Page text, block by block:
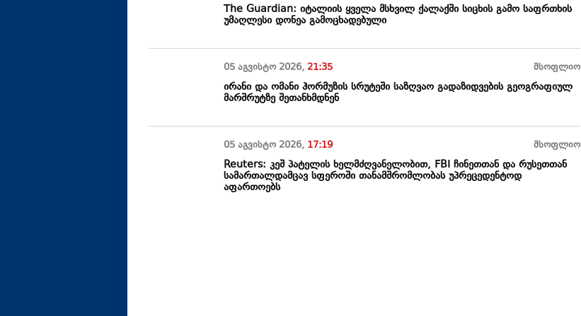
The Guardian: იტალიის ყველა მსხვილ ქალაქში სიცხის გამო საფრთხის
უმაღლესი დონეა გამოცხადებული
05 აგვისტო 2026, 21:35 მსოფლიო
ირანი და ომანი ჰორმუზის სრუტეში საზღვაო გადაზიდვების გეოგრაფიულ
მარშრუტზე შეთანხმდნენ
05 აგვისტო 2026, 17:19 მსოფლიო
Reuters: კეშ პატელის ხელმძღვანელობით, FBI ჩინეთთან და რუსეთთან
სამართალდამცავ სფეროში თანამშრომლობას უპრეცედენტოდ
აფართოებს